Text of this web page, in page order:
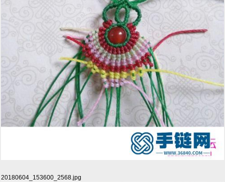
20180604_153600_2568.jpg